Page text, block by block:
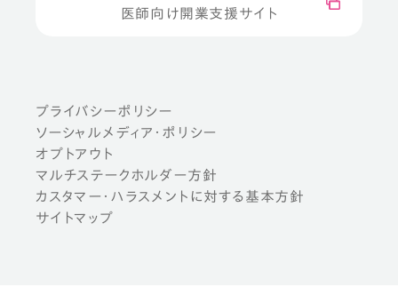
医師向け開業支援サイト
プライバシーポリシー
ソーシャルメディア・ポリシー
オプトアウト
マルチステークホルダー方針
カスタマー・ハラスメントに対する基本方針
サイトマップ